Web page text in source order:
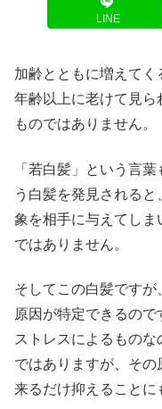
LINE
加齢とともに増えて
年齢以上に老けて見
ものではありません。
「若白髪」という言
う白髪を発見される
象を相手に与えてし
ではありません。
そしてこの白髪です
原因が特定できるの
ストレスによるもの
ではありますが、そ
来るだけ抑えることに